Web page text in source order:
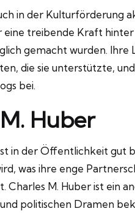
in der Kulturförderung
treibende Kraft
gemacht wurden. Ihre
die sie unterstützte,
bei.
Huber
in der Öffentlichkeit gut
was ihre enge
Charles M. Huber ist ein
politischen Dramen